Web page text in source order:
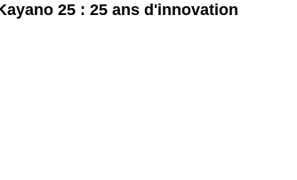
25 : 25 ans d'innovation